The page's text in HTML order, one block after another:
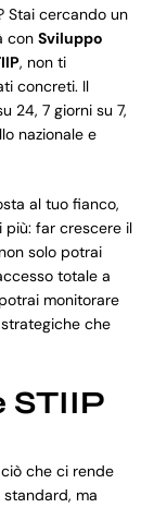
Stai cercando un
con Sviluppo
, non ti
concreti. Il
24, 7 giorni su 7,
nazionale e
al tuo fianco,
più: far crescere il
solo potrai
totale a
monitorare
che
STIIP
che ci rende
ma